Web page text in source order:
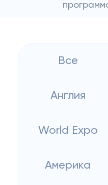
Все
Англия
World Expo
Америка